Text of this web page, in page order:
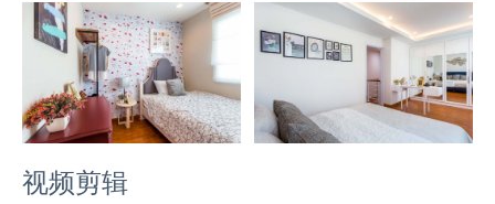
视频剪辑